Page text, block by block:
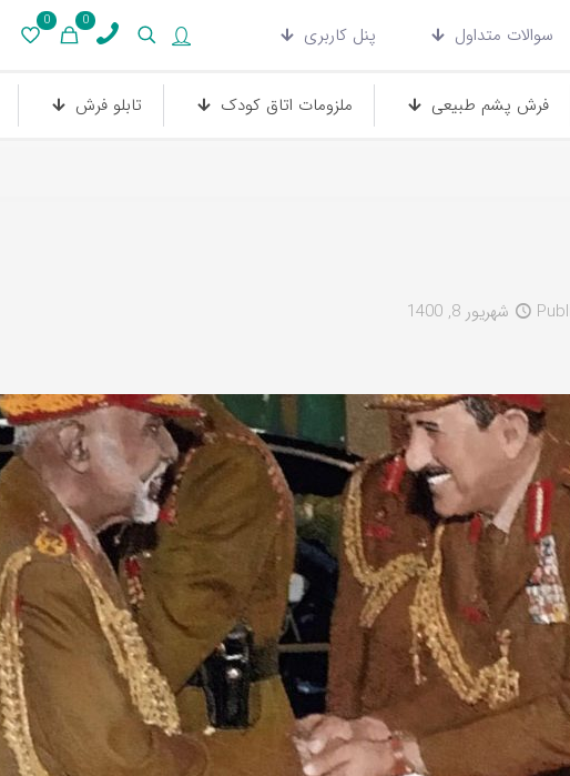
سوالات متداول پنل کاربری
0
0
فرش پشم طبیعی ملزومات اتاق کودک تابلو فرش
شهریور 8, 1400